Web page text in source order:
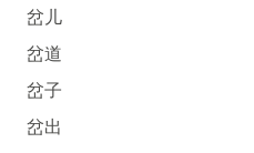
岔儿
岔道
岔子
岔出